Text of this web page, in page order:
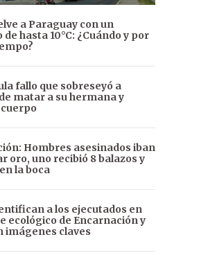
a Paraguay con un
de hasta 10°C: ¿Cuándo y por
fallo que sobreseyó a
matar a su hermana y
Hombres asesinados iban
oro, uno recibió 8 balazos y
la boca
a los ejecutados en
ecológico de Encarnación y
imágenes claves